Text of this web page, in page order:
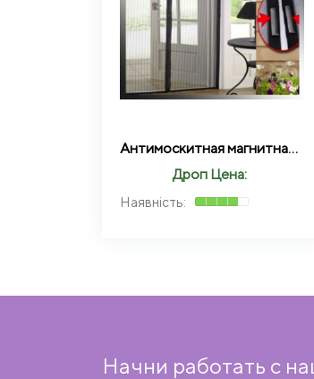
Антимоскитная магнитная шторка”Magic Mesh”сетка на дверь, аналог штора,210х100
Дроп Цена:
Начни работать с